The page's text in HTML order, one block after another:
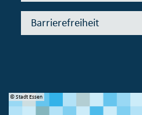
Barrierefreiheit
© Stadt Essen